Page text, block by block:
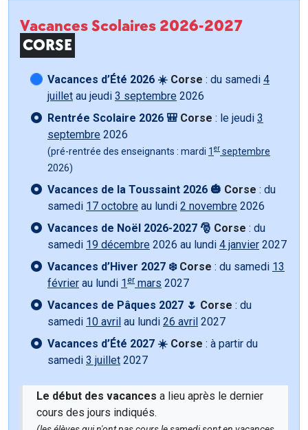
Vacances Scolaires 2026-2027
CORSE
Vacances d’Été 2026 ☀️ Corse : du samedi 4
juillet au jeudi 3 septembre 2026
Rentrée Scolaire 2026 🎒 Corse : le jeudi 3
septembre 2026
(pré-rentrée des enseignants : mardi 1 er septembre
2026)
Vacances de la Toussaint 2026 🎃 Corse : du
samedi 17 octobre au lundi 2 novembre 2026
Vacances de Noël 2026-2027 🎅 Corse : du
samedi 19 décembre 2026 au lundi 4 janvier 2027
Vacances d’Hiver 2027 ❄️ Corse : du samedi 13
février au lundi 1 er mars 2027
Vacances de Pâques 2027 🌷 Corse : du
samedi 10 avril au lundi 26 avril 2027
Vacances d’Été 2027 ☀️ Corse : à partir du
samedi 3 juillet 2027
Le début des vacances a lieu après le dernier
cours des jours indiqués.